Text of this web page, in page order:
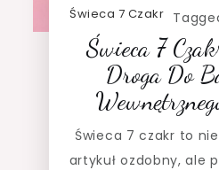
Świeca 7 Czakr
Świeca 7
Droga Do
Świeca 7 czakr to
artykuł ozdobny, ale